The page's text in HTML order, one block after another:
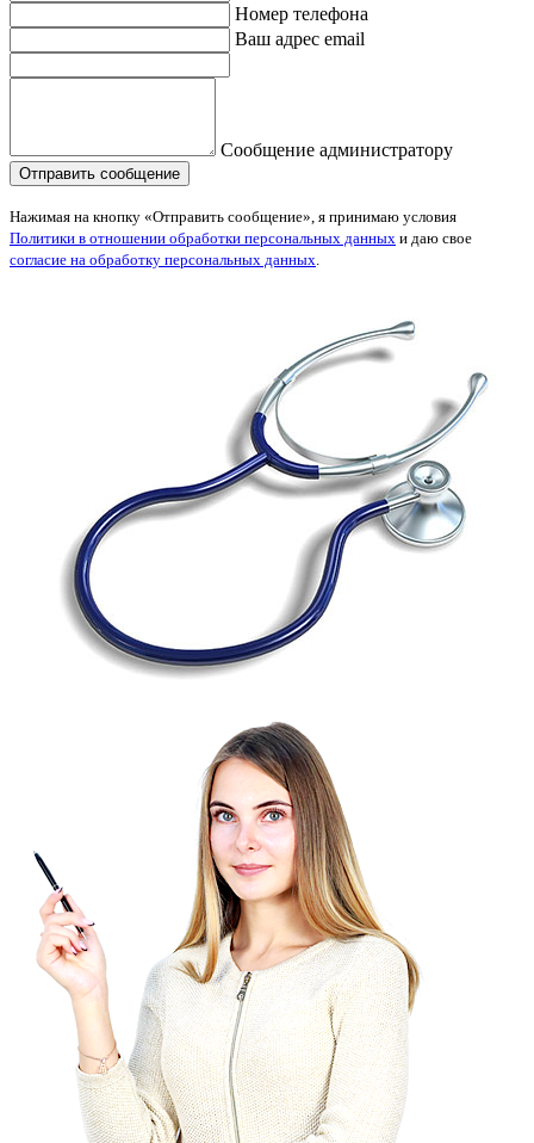
Номер телефона
Ваш адрес email
Сообщение администратору
Нажимая на кнопку «Отправить сообщение», я принимаю условия
Политики в отношении обработки персональных данных и даю свое
согласие на обработку персональных данных